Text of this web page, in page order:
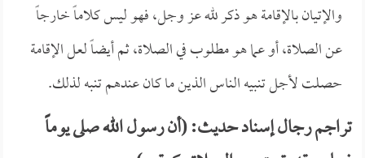
والإتيان بالإقامة هو ذكر لله عز وجل، فهو ليس كلاماً خارجاً
عن الصلاة، أو عما هو مطلوب في الصلاة، ثم أيضاً لعل الإقامة
حصلت لأجل تنبيه الناس الذين ما كان عندهم تنبه لذلك.
تراجم رجال إسناد حديث: (أن رسول الله صلى يوماً